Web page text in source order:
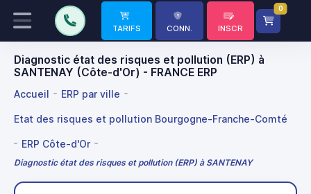
TARIFS CONN. INSCR
0
Diagnostic état des risques et pollution (ERP) à
SANTENAY (Côte-d'Or) - FRANCE ERP
Accueil ERP par ville
Etat des risques et pollution Bourgogne-Franche-Comté
ERP Côte-d'Or
Diagnostic état des risques et pollution (ERP) à SANTENAY